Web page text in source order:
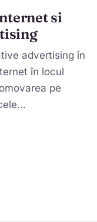
si
advertising în
în locul
pe